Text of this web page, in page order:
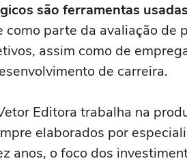
são ferramentas
como parte da avaliação de
assim como de
de carreira.
Editora trabalha na
elaborados por
anos, o foco dos